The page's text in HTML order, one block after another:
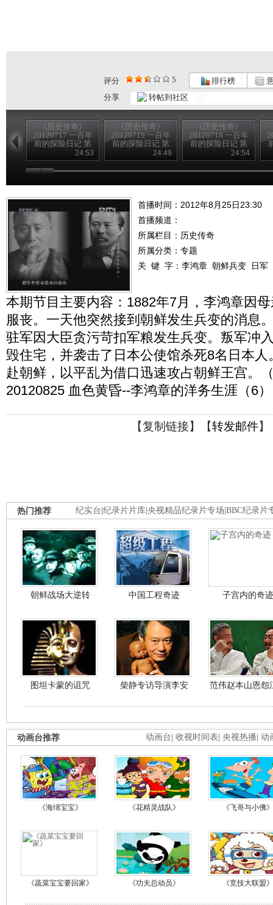
评分 5 排行榜
分享
转帖到社区
《历史传奇》
20120717 一百年
前的探险日记 第
四集 沙埋宝藏
（下）
24:53
《历史传奇》
20120719 一百年
前的探险日记 第
八集 为歌者留影
（下）
24:49
《历史传奇》
20120718 一百年
前的探险日记 第
六集 生死大漠
（下）
24:54
首播时间：2012年8月25日23:30
首播频道：
所属栏目： 历史传奇
所属分类：专题
关 键 字： 李鸿章 朝鲜兵变 日军
本期节目主要内容：1882年7月，李鸿章因
服丧。一天他突然接到朝鲜发生兵变的消息
驻军因大臣贪污苛扣军粮发生兵变。叛军冲
毁住宅，并袭击了日本公使馆杀死8名日本
赴朝鲜，以平乱为借口迅速攻占朝鲜王宫。
20120825 血色黄昏--李鸿章的洋务生涯（6
【复制链接】【转发邮件】
纪实台 纪录片片库 央视精品纪录片专场 BBC纪录片
热门推荐
朝鲜战场大逆转 中国工程奇迹 子宫内的奇迹
图坦卡蒙的诅咒 柴静专访导演李安 范伟赵本山恩怨
动画台 收视时间表 央视热播 动
动画台推荐
《海绵宝宝》 《花精灵战队》 《飞哥与小佛》
《蔬菜宝宝要回家》 《功夫总动员》 《竞技大联盟》